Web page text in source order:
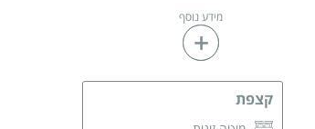
חדר רחצה פרטי
קצפת
מידע נוסף